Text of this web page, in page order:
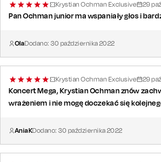
Krystian Ochman Exclusive 29
Pan Ochman junior ma wspaniały głos i
OlaDodano:30 października 2022
Krystian Ochman Exclusive 29
Koncert Mega, Krystian Ochman znów
wrażeniem i nie mogę doczekać się
AniaKDodano:30 października 2022